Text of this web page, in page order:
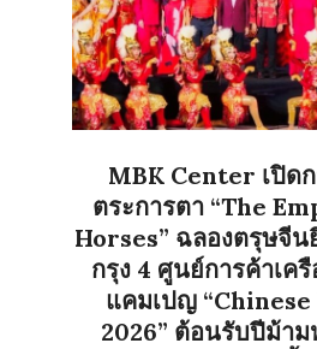
MBK Center เปิด
ตระการตา “The
Horses” ฉลองตรุษจีน
กรุง 4 ศูนย์การค้าเครื
แคมเปญ
2026” ต้อนรับปีม้าม